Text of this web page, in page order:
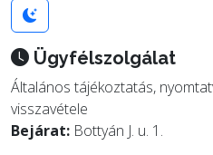
Ügyfélszolgálat
Általános tájékoztatás,
visszavétele
Bejárat: Bottyán J. u. 1.